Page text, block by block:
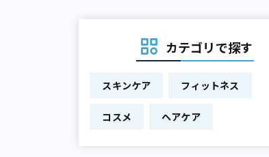
カテゴリで探す
スキンケア フィットネス
コスメ ヘアケア